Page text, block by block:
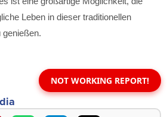
Leben in dieser traditionellen
genießen.
NOT WORKING REPORT!